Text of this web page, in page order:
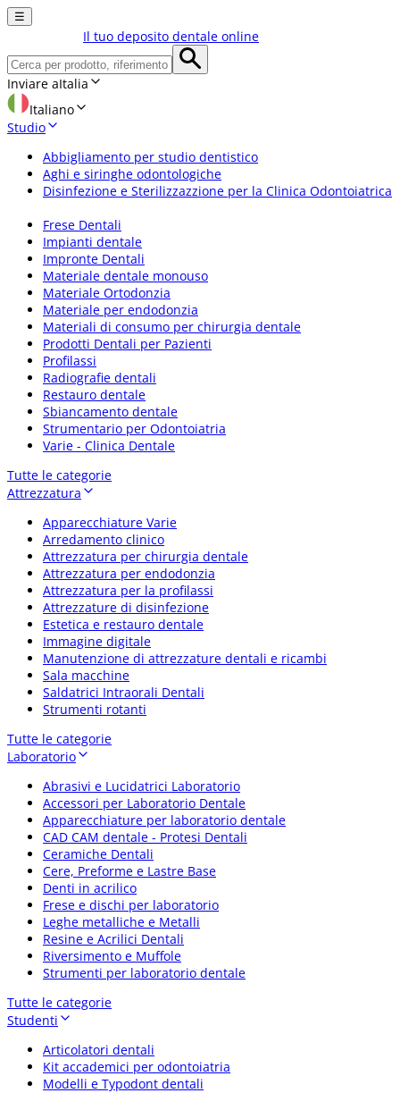
☰
Il tuo deposito dentale online
Inviare aItalia
Italiano
Studio
Abbigliamento per studio dentistico
Aghi e siringhe odontologiche
Disinfezione e Sterilizzazzione per la Clinica Odontoiatrica
Frese Dentali
Impianti dentale
Impronte Dentali
Materiale dentale monouso
Materiale Ortodonzia
Materiale per endodonzia
Materiali di consumo per chirurgia dentale
Prodotti Dentali per Pazienti
Profilassi
Radiografie dentali
Restauro dentale
Sbiancamento dentale
Strumentario per Odontoiatria
Varie - Clinica Dentale
Tutte le categorie
Attrezzatura
Apparecchiature Varie
Arredamento clinico
Attrezzatura per chirurgia dentale
Attrezzatura per endodonzia
Attrezzatura per la profilassi
Attrezzature di disinfezione
Estetica e restauro dentale
Immagine digitale
Manutenzione di attrezzature dentali e ricambi
Sala macchine
Saldatrici Intraorali Dentali
Strumenti rotanti
Tutte le categorie
Laboratorio
Abrasivi e Lucidatrici Laboratorio
Accessori per Laboratorio Dentale
Apparecchiature per laboratorio dentale
CAD CAM dentale - Protesi Dentali
Ceramiche Dentali
Cere, Preforme e Lastre Base
Denti in acrilico
Frese e dischi per laboratorio
Leghe metalliche e Metalli
Resine e Acrilici Dentali
Riversimento e Muffole
Strumenti per laboratorio dentale
Tutte le categorie
Studenti
Articolatori dentali
Kit accademici per odontoiatria
Modelli e Typodont dentali